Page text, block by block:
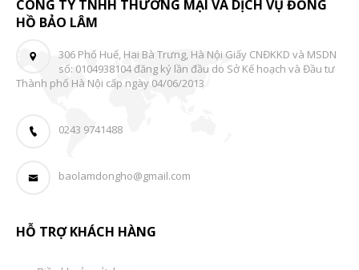
CÔNG TY TNHH THƯƠNG MẠI VÀ DỊCH VỤ ĐỒNG
HỒ BẢO LÂM
306 Phố Huế, Hai Bà Trưng, Hà Nội Giấy CNĐKKD và MSDN
số: 0104938104 đăng ký lần đầu do Sở Kế hoạch và Đầu tư
Thành phố Hà Nội cấp ngày 04/06/2013
0243 9741488
baolamdongho@gmail.com
HỖ TRỢ KHÁCH HÀNG